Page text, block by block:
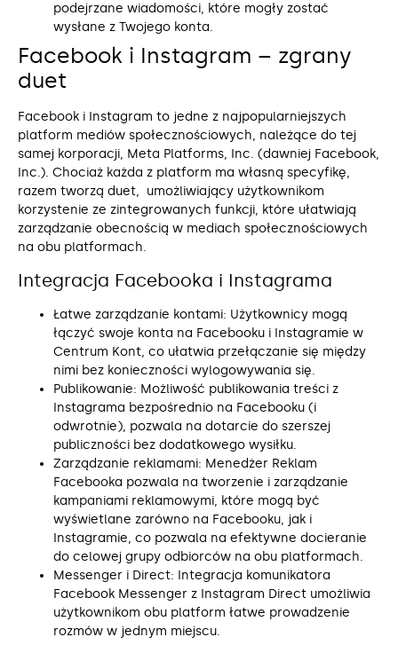
podejrzane wiadomości, które mogły zostać
wysłane z Twojego konta.
Facebook i Instagram – zgrany
duet
Facebook i Instagram to jedne z najpopularniejszych
platform mediów społecznościowych, należące do tej
samej korporacji, Meta Platforms, Inc. (dawniej Facebook,
Inc.). Chociaż każda z platform ma własną specyfikę,
razem tworzą duet, umożliwiający użytkownikom
korzystenie ze zintegrowanych funkcji, które ułatwiają
zarządzanie obecnością w mediach społecznościowych
na obu platformach.
Integracja Facebooka i Instagrama
Łatwe zarządzanie kontami: Użytkownicy mogą
łączyć swoje konta na Facebooku i Instagramie w
Centrum Kont, co ułatwia przełączanie się między
nimi bez konieczności wylogowywania się.
Publikowanie: Możliwość publikowania treści z
Instagrama bezpośrednio na Facebooku (i
odwrotnie), pozwala na dotarcie do szerszej
publiczności bez dodatkowego wysiłku.
Zarządzanie reklamami: Menedżer Reklam
Facebooka pozwala na tworzenie i zarządzanie
kampaniami reklamowymi, które mogą być
wyświetlane zarówno na Facebooku, jak i
Instagramie, co pozwala na efektywne docieranie
do celowej grupy odbiorców na obu platformach.
Messenger i Direct: Integracja komunikatora
Facebook Messenger z Instagram Direct umożliwia
użytkownikom obu platform łatwe prowadzenie
rozmów w jednym miejscu.